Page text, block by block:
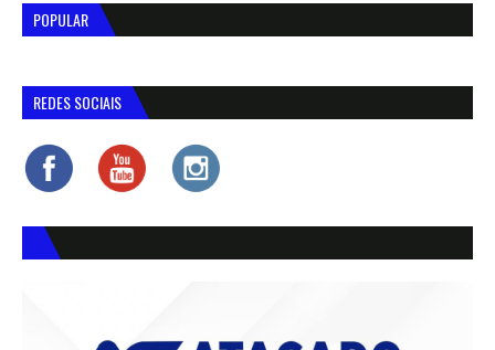
POPULAR
REDES SOCIAIS